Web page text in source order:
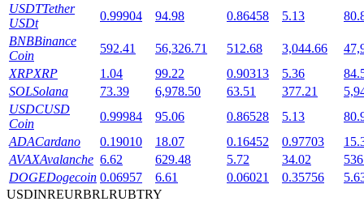
Đặt cọc linh hoạt để kiếm được các token phổ biến.
Khóa BTR
USDTTether
USDt
0.99904 94.98 0.86458 5.13
BNBBinance
Coin
592.41 56,326.71 512.68 3,044.66
XRPXRP 1.04 99.22 0.90313 5.36
SOLSolana 73.39 6,978.50 63.51 377.21
USDCUSD
Coin
0.99984 95.06 0.86528 5.13
ADACardano 0.19010 18.07 0.16452 0.97703
AVAXAvalanche 6.62 629.48 5.72 34.02
DOGEDogecoin 0.06957 6.61 0.06021 0.35756
USDINREURBRLRUBTRY